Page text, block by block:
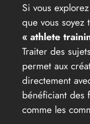
Si vous
que vous
« athlete
Traiter des
permet aux
directement
bénéficiant des
comme les